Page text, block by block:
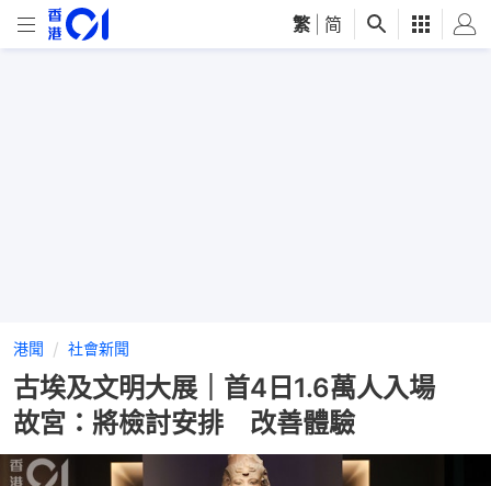
繁 简
港聞 社會新聞
古埃及文明大展｜首4日1.6萬人入場
故宮：將檢討安排 改善體驗